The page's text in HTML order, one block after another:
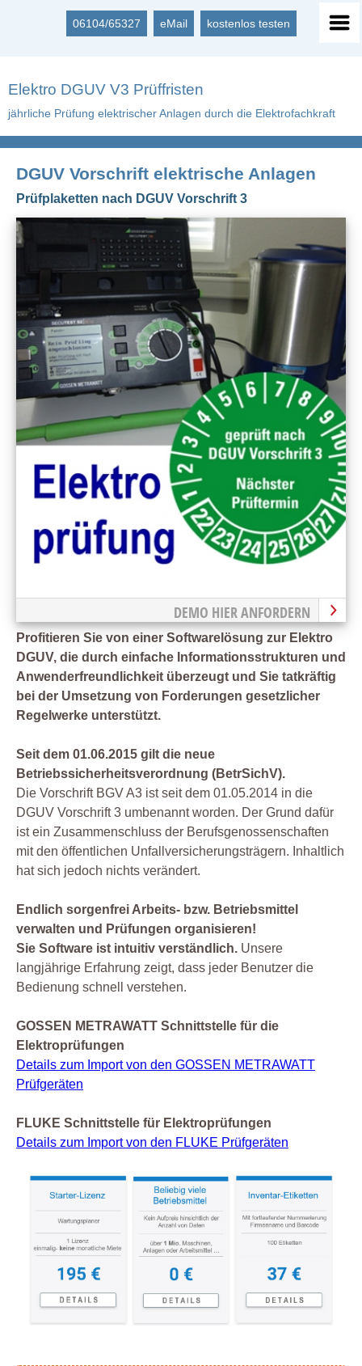
06104/65327 eMail kostenlos testen
Elektro DGUV V3 Prüffristen
jährliche Prüfung elektrischer Anlagen durch die Elektrofachkraft
DGUV Vorschrift elektrische Anlagen
Prüfplaketten nach DGUV Vorschrift 3
DEMO HIER ANFORDERN
Profitieren Sie von einer Softwarelösung zur Elektro
DGUV, die durch einfache Informationsstrukturen und
Anwenderfreundlichkeit überzeugt und Sie tatkräftig
bei der Umsetzung von Forderungen gesetzlicher
Regelwerke unterstützt.
Seit dem 01.06.2015 gilt die neue
Betriebssicherheitsverordnung (BetrSichV).
Die Vorschrift BGV A3 ist seit dem 01.05.2014 in die
DGUV Vorschrift 3 umbenannt worden. Der Grund dafür
ist ein Zusammenschluss der Berufsgenossenschaften
mit den öffentlichen Unfallversicherungsträgern. Inhaltlich
hat sich jedoch nichts verändert.
Endlich sorgenfrei Arbeits- bzw. Betriebsmittel
verwalten und Prüfungen organisieren!
Sie Software ist intuitiv verständlich. Unsere
langjährige Erfahrung zeigt, dass jeder Benutzer die
Bedienung schnell verstehen.
GOSSEN METRAWATT Schnittstelle für die
Elektroprüfungen
Details zum Import von den GOSSEN METRAWATT
Prüfgeräten
FLUKE Schnittstelle für Elektroprüfungen
Details zum Import von den FLUKE Prüfgeräten